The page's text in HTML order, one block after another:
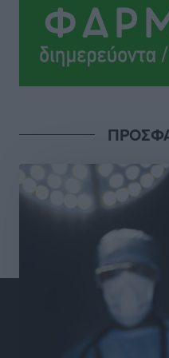
Ανατροπές στη
ανεξαρτητοποίηση του
Σουηδός του!
Χατζηβασιλείου:
πριν 13 ώρες
Κάρπαθος: Το πιο
κρυφός παράδεισος στα
πριν 14